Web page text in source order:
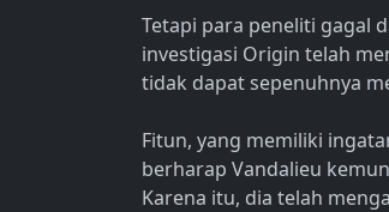
Tetapi para peneliti gagal
investigasi Origin telah
tidak dapat sepenuhnya
Fitun, yang memiliki
berharap Vandalieu
Karena itu, dia telah